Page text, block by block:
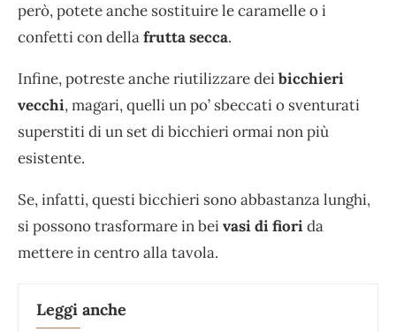
però, potete anche sostituire le caramelle o i
confetti con dellafrutta secca.
Infine, potreste anche riutilizzare deibicchieri
vecchi, magari, quelli un po’ sbeccati o sventurati
superstiti di un set di bicchieri ormai non più
esistente.
Se, infatti, questi bicchieri sono abbastanza lunghi,
si possono trasformare in beivasi di fiorida
mettere in centro alla tavola.
Leggi anche